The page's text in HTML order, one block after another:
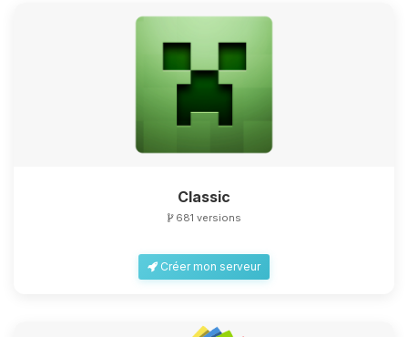
Classic
681 versions
Créer mon serveur